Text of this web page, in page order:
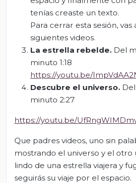
tenías creaste un texto.
Para cerrar esta sesión, vas
siguientes videos.
La estrella rebelde. Del
minuto 1:18
https://youtu.be/
Descubre el universo.
minuto 2:27
https://youtu.be/
Que padres videos, uno sin
mostrando el universo y el otro
lindo de una estrella viajera y
seguirás su viaje por el espacio.